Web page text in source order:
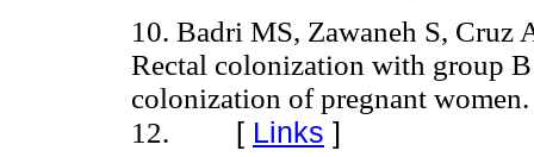
10. Badri MS, Zawaneh S,
Rectal colonization with group
colonization of pregnant
12. [ Links ]